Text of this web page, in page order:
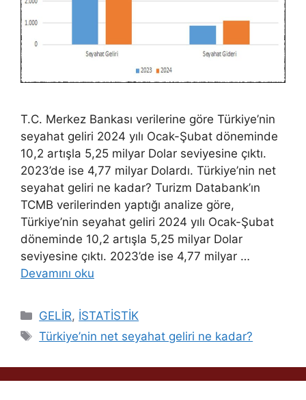
T.C. Merkez Bankası verilerine göre Türkiye’nin
seyahat geliri 2024 yılı Ocak-Şubat döneminde
10,2 artışla 5,25 milyar Dolar seviyesine çıktı.
2023’de ise 4,77 milyar Dolardı. Türkiye’nin net
seyahat geliri ne kadar? Turizm Databank’ın
TCMB verilerinden yaptığı analize göre,
Türkiye’nin seyahat geliri 2024 yılı Ocak-Şubat
döneminde 10,2 artışla 5,25 milyar Dolar
seviyesine çıktı. 2023’de ise 4,77 milyar …
Devamını oku
Kategoriler
GELİR, İSTATİSTİK
Etiketler
Türkiye’nin net seyahat geliri ne kadar?